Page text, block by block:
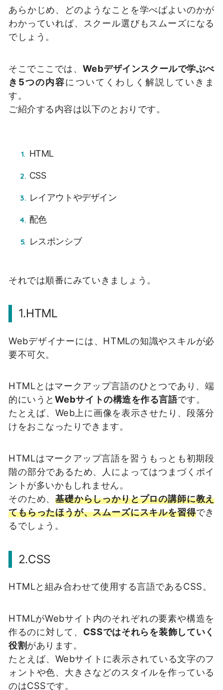
あらかじめ、どのようなことを学べばよいのかが
わかっていれば、スクール選びもスムーズになる
でしょう。
そこでここでは、 Webデザインスクールで学ぶべ
き5つの内容についてくわしく解説していきま
す。
ご紹介する内容は以下のとおりです。
HTML
CSS
レイアウトやデザイン
配色
レスポンシブ
それでは順番にみていきましょう。
1.HTML
Webデザイナーには、HTMLの知識やスキルが必
要不可欠。
HTMLとはマークアップ言語のひとつであり、端
的にいうと Webサイトの構造を作る言語です。
たとえば、Web上に画像を表示させたり、段落分
けをおこなったりできます。
HTMLはマークアップ言語を習うもっとも初期段
階の部分であるため、人によってはつまづくポイ
ントが多いかもしれません。
そのため、基礎からしっかりとプロの講師に教え
てもらったほうが、スムーズにスキルを習得でき
るでしょう。
2.CSS
HTMLと組み合わせて使用する言語であるCSS。
HTMLがWebサイト内のそれぞれの要素や構造を
作るのに対して、 CSSではそれらを装飾していく
役割があります。
たとえば、Webサイトに表示されている文字のフ
ォントや色、大きさなどのスタイルを作っている
のはCSSです。